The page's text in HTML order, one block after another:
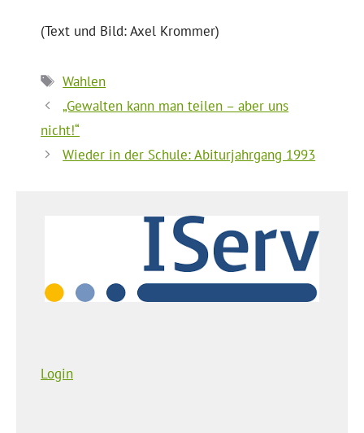
(Text und Bild: Axel Krommer)
Schlagwörter
Wahlen
„Gewalten kann man teilen – aber uns
nicht!“
Wieder in der Schule: Abiturjahrgang 1993
Login